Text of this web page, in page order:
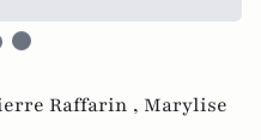
Raffarin , Marylise